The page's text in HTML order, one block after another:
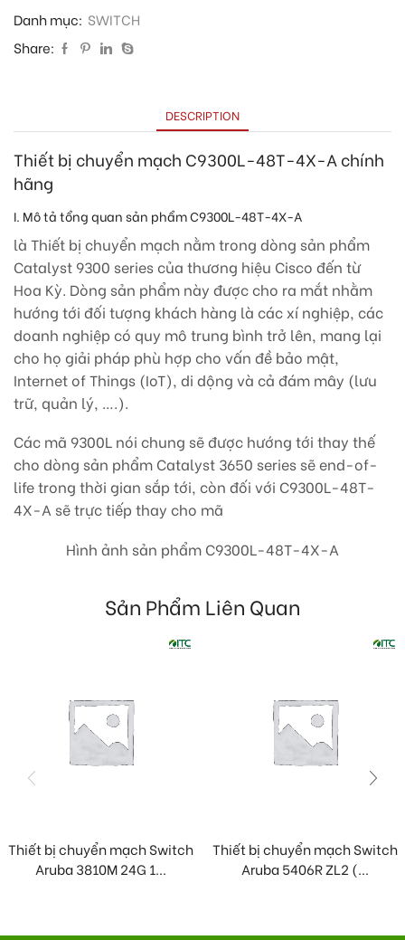
Danh mục: SWITCH
Share:
DESCRIPTION
Thiết bị chuyển mạch C9300L-48T-4X-A chính
hãng
I. Mô tả tổng quan sản phẩm C9300L-48T-4X-A
là Thiết bị chuyển mạch nằm trong dòng sản phẩm
Catalyst 9300 series của thương hiệu Cisco đến từ
Hoa Kỳ. Dòng sản phẩm này được cho ra mắt nhằm
hướng tới đối tượng khách hàng là các xí nghiệp, các
doanh nghiệp có quy mô trung bình trở lên, mang lại
cho họ giải pháp phù hợp cho vấn đề bảo mật,
Internet of Things (IoT), di dộng và cả đám mây (lưu
trữ, quản lý, ….).
Các mã 9300L nói chung sẽ được hướng tới thay thế
cho dòng sản phẩm Catalyst 3650 series sẽ end-of-
life trong thời gian sắp tới, còn đối với C9300L-48T-
4X-A sẽ trực tiếp thay cho mã
Hình ảnh sản phẩm C9300L-48T-4X-A
Sản Phẩm Liên Quan
Thiết bị chuyển mạch Switch
Aruba 3810M 24G 1...
Thiết bị chuyển mạch Switch
Aruba 5406R ZL2 (...